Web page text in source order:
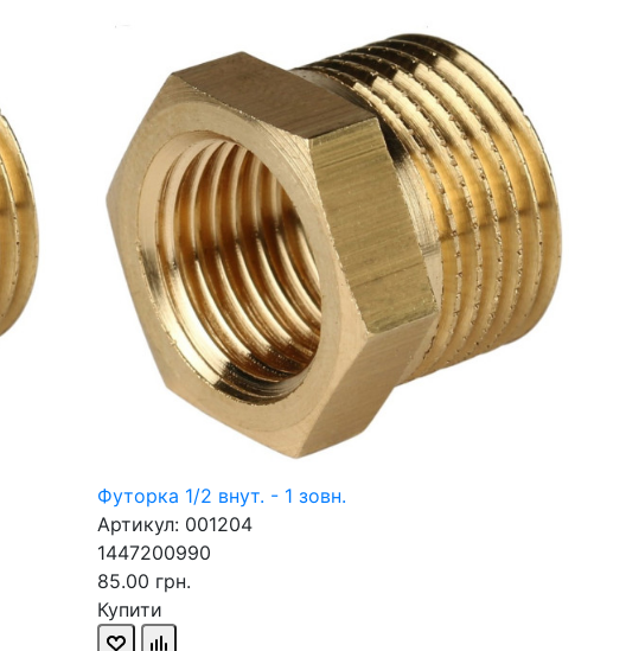
Футорка 1/2 внут. - 1 зовн.
Артикул: 001204
1447200990
85.00 грн.
Купити